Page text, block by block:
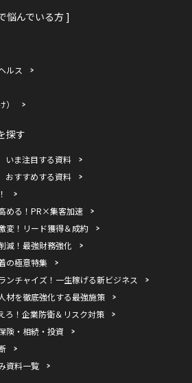
悩んでいる方 ]
ルス
探す
いま注目する資料
おすすめする資料
める！PR×集客加速
変！リード獲得＆成約
減！最強財務強化
の極意特集
ンチャイズ！一生稼げる新ビジネス
材を徹底強化する最強施策
ろ！企業防衛＆リスク対策
険・相続・投資
資料一覧